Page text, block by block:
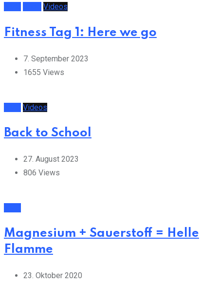
Videos
Fitness Tag 1: Here we go
7. September 2023
1655 Views
Videos
Back to School
27. August 2023
806 Views
Magnesium + Sauerstoff = Helle
Flamme
23. Oktober 2020